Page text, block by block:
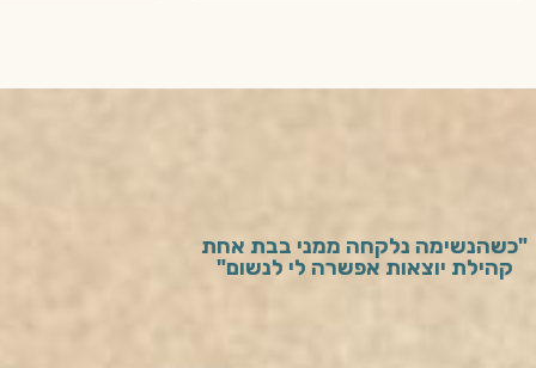
"כשהנשימה נלקחה ממני בבת אחת
קהילת יוצאות אפשרה לי לנשום"